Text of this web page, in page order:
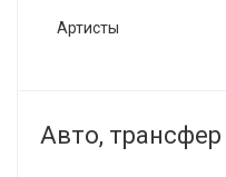
Артисты
Авто, трансфер